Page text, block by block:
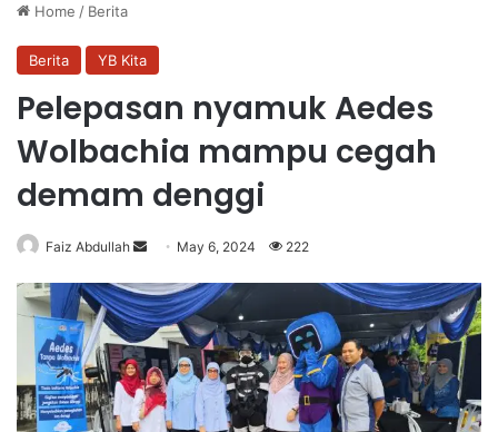
Home / Berita
Berita YB Kita
Pelepasan nyamuk Aedes
Wolbachia mampu cegah
demam denggi
Faiz Abdullah
n
d
a
n
e
May 6, 2024 222